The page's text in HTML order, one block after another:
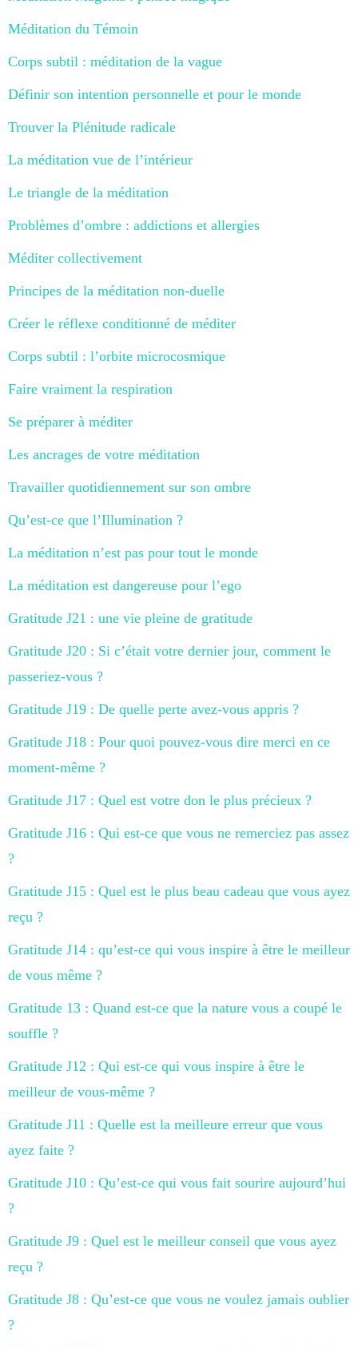
Méditation du Témoin
Corps subtil : méditation de la vague
Définir son intention personnelle et pour le monde
Trouver la Plénitude radicale
La méditation vue de l’intérieur
Le triangle de la méditation
Problèmes d’ombre : addictions et allergies
Méditer collectivement
Principes de la méditation non-duelle
Créer le réflexe conditionné de méditer
Corps subtil : l’orbite microcosmique
Faire vraiment la respiration
Se préparer à méditer
Les ancrages de votre méditation
Travailler quotidiennement sur son ombre
Qu’est-ce que l’Illumination ?
La méditation n’est pas pour tout le monde
La méditation est dangereuse pour l’ego
Gratitude J21 : une vie pleine de gratitude
Gratitude J20 : Si c’était votre dernier jour, comment le
passeriez-vous ?
Gratitude J19 : De quelle perte avez-vous appris ?
Gratitude J18 : Pour quoi pouvez-vous dire merci en ce
moment-même ?
Gratitude J17 : Quel est votre don le plus précieux ?
Gratitude J16 : Qui est-ce que vous ne remerciez pas assez
?
Gratitude J15 : Quel est le plus beau cadeau que vous ayez
reçu ?
Gratitude J14 : qu’est-ce qui vous inspire à être le meilleur
de vous même ?
Gratitude 13 : Quand est-ce que la nature vous a coupé le
souffle ?
Gratitude J12 : Qui est-ce qui vous inspire à être le
meilleur de vous-même ?
Gratitude J11 : Quelle est la meilleure erreur que vous
ayez faite ?
Gratitude J10 : Qu’est-ce qui vous fait sourire aujourd’hui
?
Gratitude J9 : Quel est le meilleur conseil que vous ayez
reçu ?
Gratitude J8 : Qu’est-ce que vous ne voulez jamais oublier
?